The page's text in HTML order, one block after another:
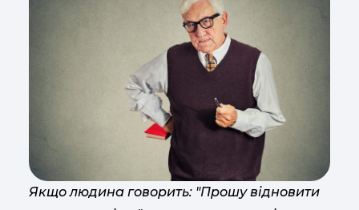
Якщо людина говорить: "Прошу відновити